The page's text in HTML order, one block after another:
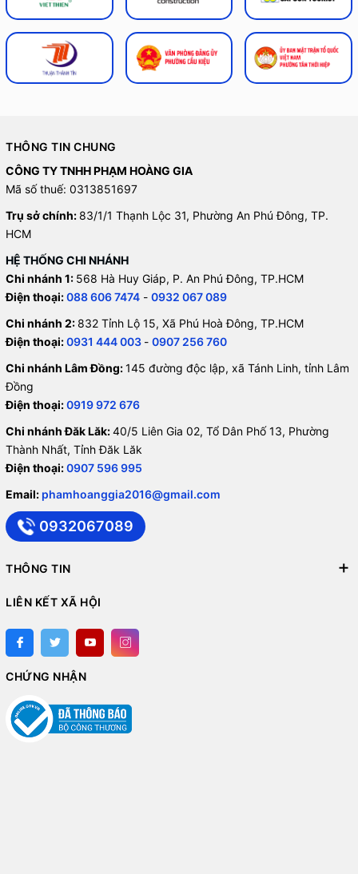
THÔNG TIN CHUNG
CÔNG TY TNHH PHẠM HOÀNG GIA
Mã số thuế: 0313851697
Trụ sở chính: 83/1/1 Thạnh Lộc 31, Phường An Phú Đông, TP.
HCM
HỆ THỐNG CHI NHÁNH
Chi nhánh 1: 568 Hà Huy Giáp, P. An Phú Đông, TP.HCM
Điện thoại:088 606 7474 - 0932 067 089
Chi nhánh 2: 832 Tỉnh Lộ 15, Xã Phú Hoà Đông, TP.HCM
Điện thoại:0931 444 003 - 0907 256 760
Chi nhánh Lâm Đồng:145 đường độc lập, xã Tánh Linh, tỉnh Lâm
Đồng
Điện thoại:0919 972 676
Chi nhánh Đăk Lăk:40/5 Liên Gia 02, Tổ Dân Phố 13, Phường
Thành Nhất, Tỉnh Đăk Lăk
Điện thoại:0907 596 995
Email: phamhoanggia2016@gmail.com
0932067089
THÔNG TIN
LIÊN KẾT XÃ HỘI
CHỨNG NHẬN